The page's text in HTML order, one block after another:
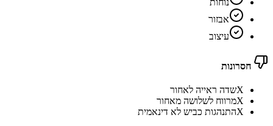
אבזור
עיצוב
חסרונות
Xשדה ראייה לאחור
Xמרווח לשלושה מאחור
Xהתנהגות כביש לא דינאמית